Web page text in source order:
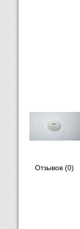
Отзывов (0)